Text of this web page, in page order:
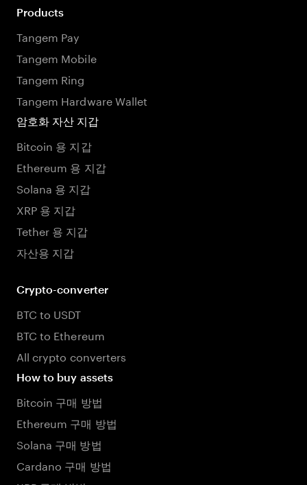
Products
Tangem Pay
Tangem Mobile
Tangem Ring
Tangem Hardware Wallet
암호화 자산 지갑
Bitcoin 용 지갑
Ethereum 용 지갑
Solana 용 지갑
XRP 용 지갑
Tether 용 지갑
자산용 지갑
Crypto-converter
BTC to USDT
BTC to Ethereum
All crypto converters
How to buy assets
Bitcoin 구매 방법
Ethereum 구매 방법
Solana 구매 방법
Cardano 구매 방법